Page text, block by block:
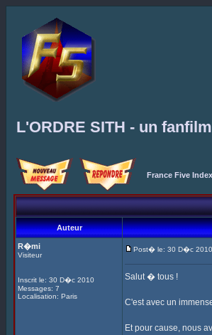
L'ORDRE SITH - un
France Five
Auteur
R�mi
Visiteur
Inscrit le: 30 D�c 2010
Messages: 7
Localisation: Paris
Post� le: 30 D�c
Salut � tous !
C'est avec un
Et pour cause, nous